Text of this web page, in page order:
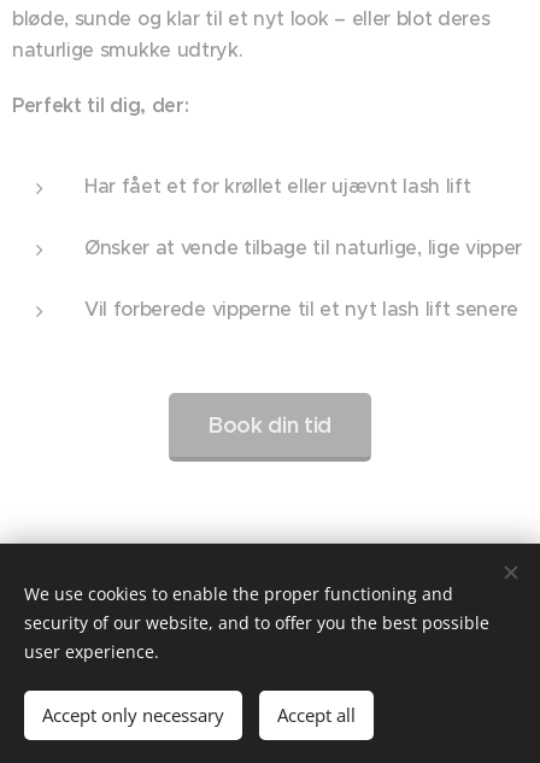
bløde, sunde og klar til et nyt look – eller blot deres
naturlige smukke udtryk.
Perfekt til dig, der:
Har fået et for krøllet eller ujævnt lash lift
Ønsker at vende tilbage til naturlige, lige vipper
Vil forberede vipperne til et nyt lash lift senere
Book din tid
Webnode Cookies
We use cookies to enable the proper functioning and
security of our website, and to offer you the best possible
user experience.
Accept only necessary Accept all